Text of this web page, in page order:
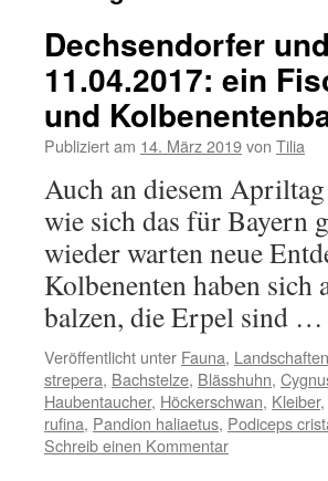
Dechsendorfer
11.04.2017: ein
und
Publiziert am 14. März 2019von Tilia
Auch an diesem
wie sich das für Bayern
wieder warten neue
Kolbenenten haben
balzen, die Erpel sind …
Veröffentlicht unter Fauna, Landschaften
strepera, Bachstelze, Blässhuhn,
Haubentaucher, Höckerschwan, Kleiber,
rufina, Pandion haliaetus, Podiceps
Schreib einen Kommentar